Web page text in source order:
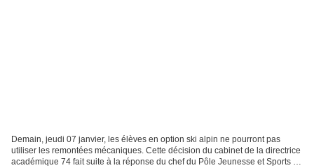
Demain, jeudi 07 janvier, les élèves en option ski alpin ne pourront pas
utiliser les remontées mécaniques. Cette décision du cabinet de la directrice
académique 74 fait suite à la réponse du chef du Pôle Jeunesse et Sports 74